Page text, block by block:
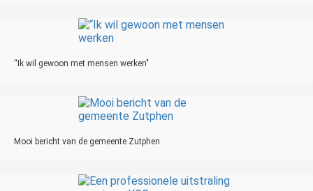
“Ik wil gewoon met mensen werken"
Mooi bericht van de gemeente Zutphen